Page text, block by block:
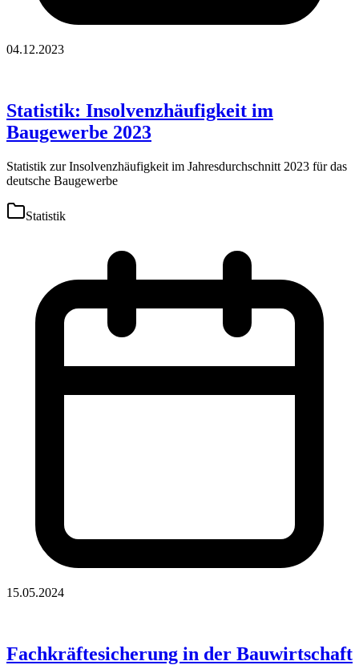
04.12.2023
Statistik: Insolvenzhäufigkeit im
Baugewerbe 2023
Statistik zur Insolvenzhäufigkeit im Jahresdurchschnitt 2023 für das
deutsche Baugewerbe
Statistik
15.05.2024
Fachkräftesicherung in der Bauwirtschaft